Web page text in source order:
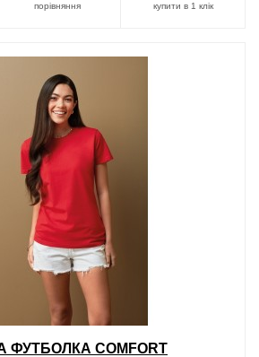
порівняння купити в 1 клік
ФУТБОЛКА COMFORT